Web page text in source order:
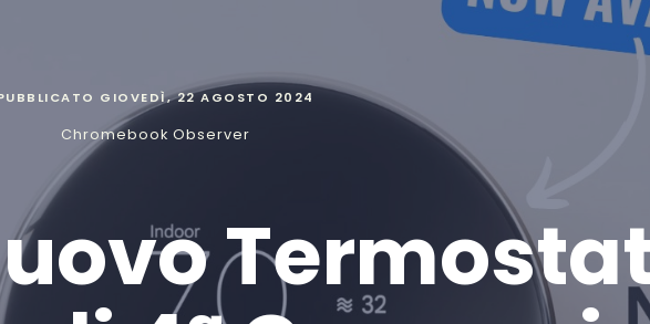
GIOVEDÌ, 22 AGOSTO 2024
Chromebook Observer